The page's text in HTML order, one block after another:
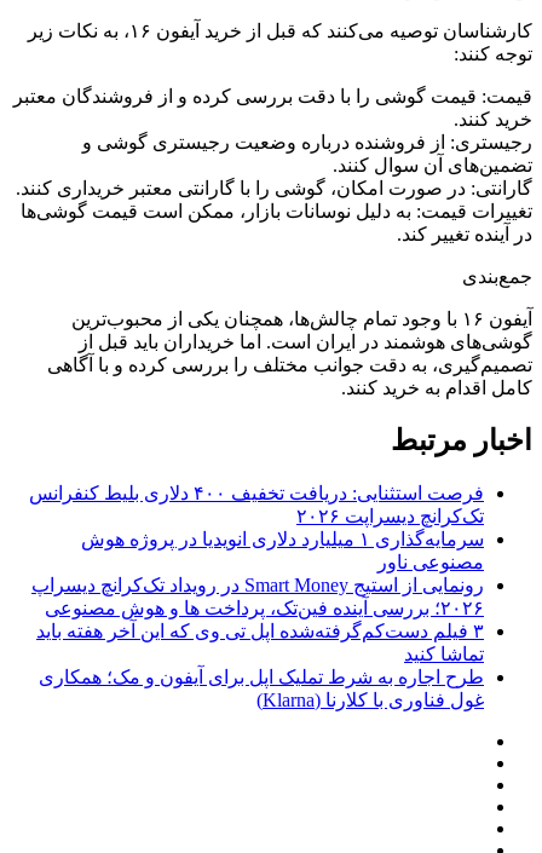
کارشناسان توصیه می‌کنند که قبل از خرید آیفون ۱۶، به نکات زیر
توجه کنند:
قیمت: قیمت گوشی را با دقت بررسی کرده و از فروشندگان معتبر
خرید کنند.
رجیستری: از فروشنده درباره وضعیت رجیستری گوشی و
تضمین‌های آن سوال کنند.
گارانتی: در صورت امکان، گوشی را با گارانتی معتبر خریداری کنند.
تغییرات قیمت: به دلیل نوسانات بازار، ممکن است قیمت گوشی‌ها
در آینده تغییر کند.
جمع‌بندی
آیفون ۱۶ با وجود تمام چالش‌ها، همچنان یکی از محبوب‌ترین
گوشی‌های هوشمند در ایران است. اما خریداران باید قبل از
تصمیم‌گیری، به دقت جوانب مختلف را بررسی کرده و با آگاهی
کامل اقدام به خرید کنند.
اخبار مرتبط
فرصت استثنایی: دریافت تخفیف ۴۰۰ دلاری بلیط کنفرانس
تک‌کرانچ دیسراپت ۲۰۲۶
سرمایه‌گذاری ۱ میلیارد دلاری انویدیا در پروژه هوش
مصنوعی ناور
رونمایی از استیج Smart Money در رویداد تک‌کرانچ دیسراپ
۲۰۲۶؛ بررسی آینده فین‌تک، پرداخت‌ ها و هوش مصنوعی
۳ فیلم دست‌کم‌گرفته‌شده اپل تی وی که این آخر هفته باید
تماشا کنید
طرح اجاره به شرط تملیک اپل برای آیفون و مک؛ همکاری
غول فناوری با کلارنا (Klarna)